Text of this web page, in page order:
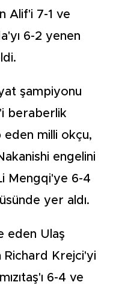
Alif'i 7-1 ve
6-2 yenen
şampiyonu
beraberlik
eden milli okçu,
engelini
Mengqi'ye 6-4
yer aldı.
eden Ulaş
Richard Krejci'yi
6-4 ve